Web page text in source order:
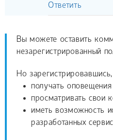
Ответить
Вы можете оставить
незарегистрированный
Но
получать
просматривать свои
иметь возможность
разработанных